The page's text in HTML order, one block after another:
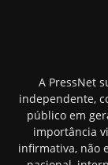
A PressNet
independente,
público em
importância
infirmativa, não